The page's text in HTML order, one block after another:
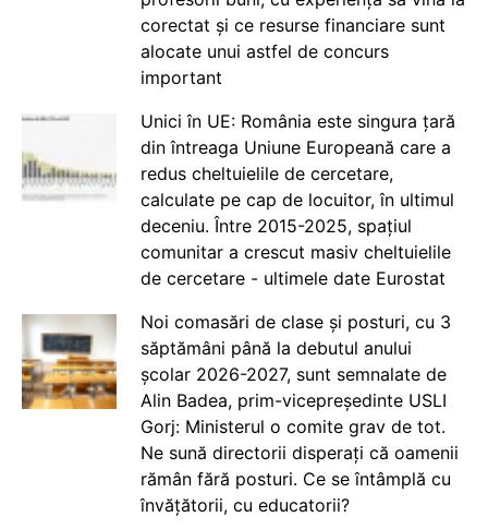
corectat și ce resurse financiare sunt
alocate unui astfel de concurs
important
Unici în UE: România este singura țară
din întreaga Uniune Europeană care a
redus cheltuielile de cercetare,
calculate pe cap de locuitor, în ultimul
deceniu. Între 2015-2025, spațiul
comunitar a crescut masiv cheltuielile
de cercetare - ultimele date Eurostat
Noi comasări de clase și posturi, cu 3
săptămâni până la debutul anului
școlar 2026-2027, sunt semnalate de
Alin Badea, prim-vicepreședinte USLI
Gorj: Ministerul o comite grav de tot.
Ne sună directorii disperați că oamenii
rămân fără posturi. Ce se întâmplă cu
învățătorii, cu educatorii?